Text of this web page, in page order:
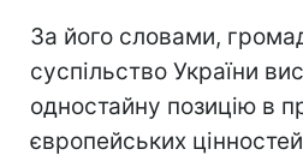
За його словами,
суспільство України
одностайну позицію в
європейських